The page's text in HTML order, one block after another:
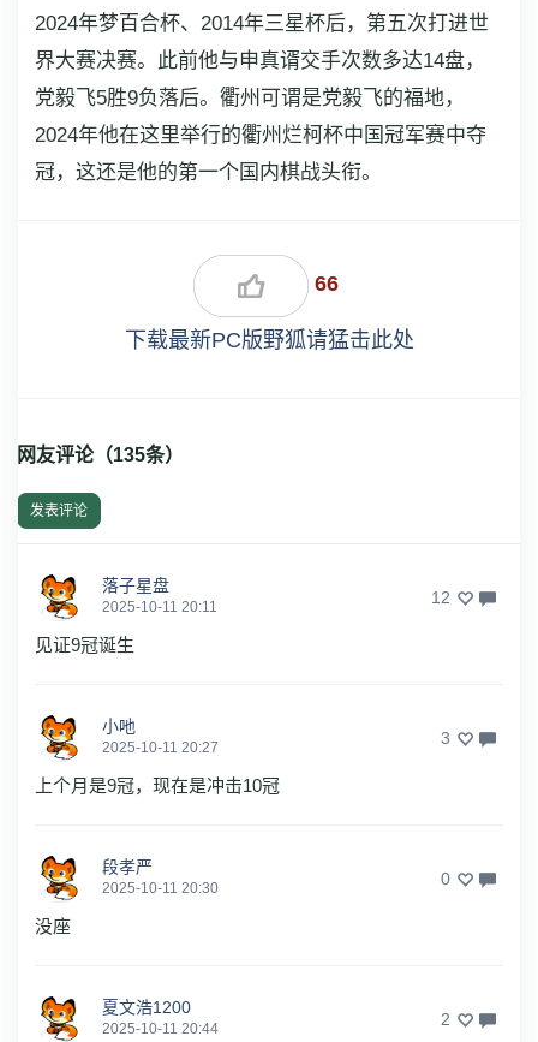
2024年梦百合杯、2014年三星杯后，第五次打进世
界大赛决赛。此前他与申真谞交手次数多达14盘，
党毅飞5胜9负落后。衢州可谓是党毅飞的福地，
2024年他在这里举行的衢州烂柯杯中国冠军赛中夺
冠，这还是他的第一个国内棋战头衔。
66
下载最新PC版野狐请猛击此处
网友评论（135条）
发表评论
落子星盘
2025-10-11 20:11 12
见证9冠诞生
小吔
2025-10-11 20:27 3
上个月是9冠，现在是冲击10冠
段孝严
2025-10-11 20:30 0
没座
夏文浩1200
2025-10-11 20:44 2